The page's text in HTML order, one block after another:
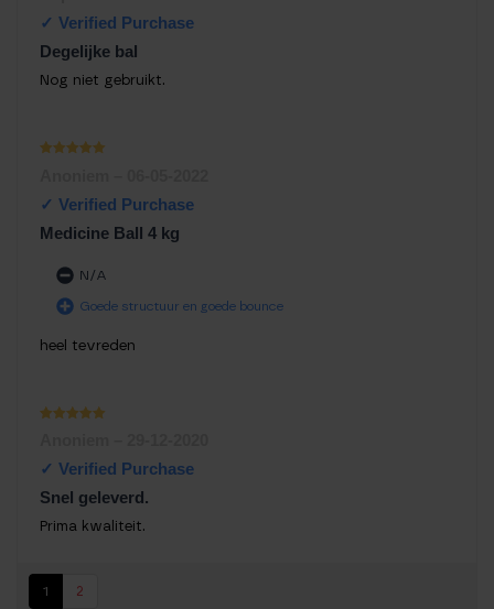
Degelijke bal
Nog niet gebruikt.
Medicine Ball 4 kg
N/A
Goede structuur en goede bounce
heel tevreden
Snel geleverd.
Prima kwaliteit.
1 2